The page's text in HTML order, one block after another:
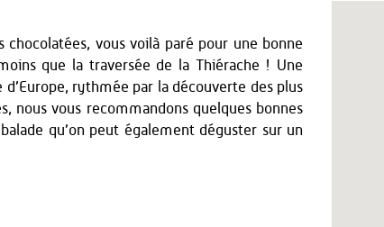
chocolatées, vous voilà paré pour une bonne
que la traversée de la Thiérache ! Une
rythmée par la découverte des plus
nous vous recommandons quelques bonnes
qu’on peut également déguster sur un